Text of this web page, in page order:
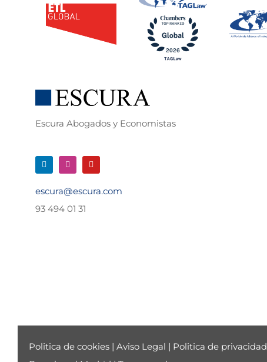
Escura Abogados y Economistas
escura@escura.com
93 494 01 31
Politica de cookies | Aviso Legal | Politica de privacidad